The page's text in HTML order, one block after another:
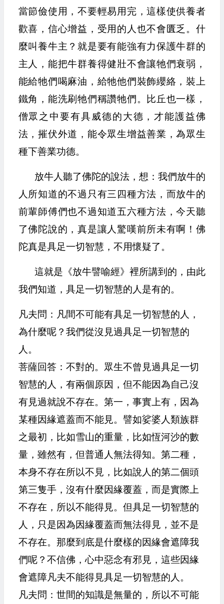
當節儉使用，不要輕易用完，這樣使供養者
歡喜，信心增益，受用的人也不會匱乏。什
麼叫養牛主？就是要有能強有力保護牛群的
主人，能把牛群養得健壯不會讓牠們衰弱，
能給牠們喝麻油，給牠他們裝飾纓絡，裝上
鐵角，能洗刷牠們稱讚牠們。比丘也一樣，
僧眾之中要有具威德的大德，才能護益佛
法，摧伏外道，能令眾生增益善業，為眾生
種下善業功德。
放牛人聽了佛陀的說法，想：我們放牛的
人所知道的不過只有三四種方法，而放牛的
前輩師傅們也不過知道五六種方法，今天聽
了佛陀說的，真是讓人驚嘆前所未有啊！佛
陀真是具足一切智慧，不用懷疑了。
這就是《放牛譬喻經》裡所講到的，由此
我們知道，具足一切智慧的人是有的。
凡夫問：凡間不可能有具足一切智慧的人，
為什麼呢？我們從沒見過具足一切智慧的
人。
菩薩回答：不對的。眾生不曾見過具足一切
智慧的人，有兩個原因，但不能因為自己沒
有見過就說不存在。第一，事實上有，因為
某種因緣遮蓋而不能見。譬如娑婆人類族群
之最初，比如雪山的重量，比如恆河沙的數
量，雖然有，但普通人無法得知。第二種，
本身不存在所以不見，比如說人的第二個頭
第三隻手，沒有什麼因緣覆蓋，而是實際上
不存在，所以不能得見。但具足一切智慧的
人，只是因為因緣覆蓋而無法得見，並不是
不存在。那麼到底是什麼樣的因緣會遮障我
們呢？不信佛，心中惡念有邪見，這些因緣
會遮障凡夫不能得見具足一切智慧的人。
凡夫問：世間的知識是無量的，所以不可能